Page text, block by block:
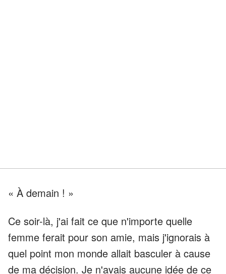
« À demain ! »
Ce soir-là, j'ai fait ce que n'importe quelle
femme ferait pour son amie, mais j'ignorais à
quel point mon monde allait basculer à cause
de ma décision. Je n'avais aucune idée de ce